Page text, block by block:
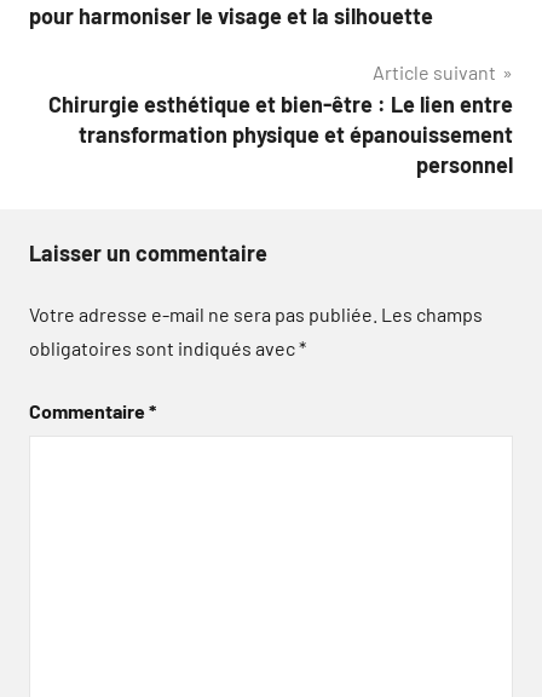
l’article
pour harmoniser le visage et la silhouette
Article suivant
Chirurgie esthétique et bien-être : Le lien entre
transformation physique et épanouissement
personnel
Laisser un commentaire
Votre adresse e-mail ne sera pas publiée. Les champs
obligatoires sont indiqués avec*
Commentaire*